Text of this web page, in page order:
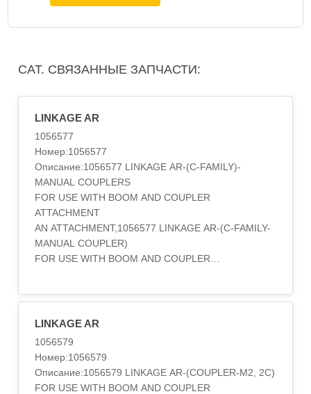
CAT. СВЯЗАННЫЕ ЗАПЧАСТИ:
LINKAGE AR
1056577
Номер:1056577
Описание:1056577 LINKAGE AR-(C-FAMILY)-
MANUAL COUPLERS
FOR USE WITH BOOM AND COUPLER
ATTACHMENT
AN ATTACHMENT,1056577 LINKAGE AR-(C-FAMILY-
MANUAL COUPLER)
FOR USE WITH BOOM AND COUPLER
TYPE 1
MANUALLY OPERATED QUICK COUPLER, C-FAMILY.
TYPE 2
MANUALLY OPERATED QUICK COUPLER, C-FAMILY.
LINKAGE AR
1056579
Номер:1056579
Описание:1056579 LINKAGE AR-(COUPLER-M2, 2C)
FOR USE WITH BOOM AND COUPLER